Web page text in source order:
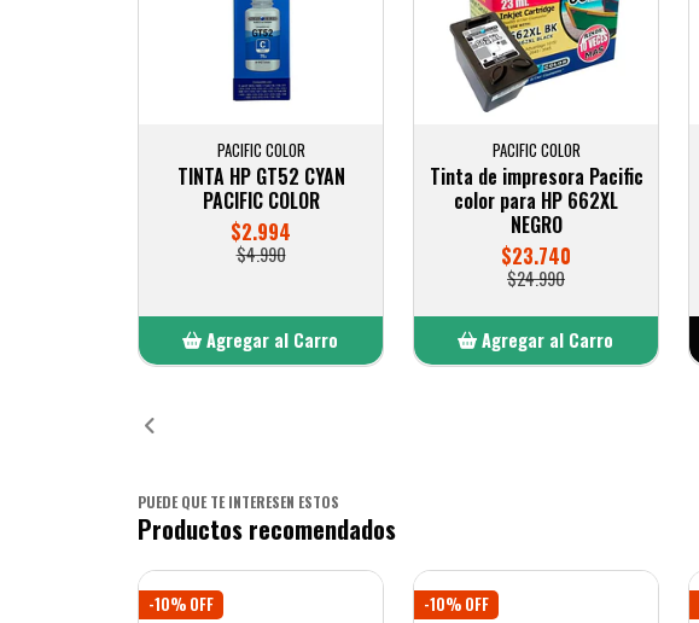
PACIFIC COLOR
TINTA HP GT52 CYAN
PACIFIC COLOR
$2.994
$4.990
Agregar al Carro
PACIFIC COLOR
Tinta de impresora Pacific
color para HP 662XL
NEGRO
$23.740
$24.990
Agregar al Carro
PUEDE QUE TE INTERESEN ESTOS
Productos recomendados
-10% OFF -10% OFF